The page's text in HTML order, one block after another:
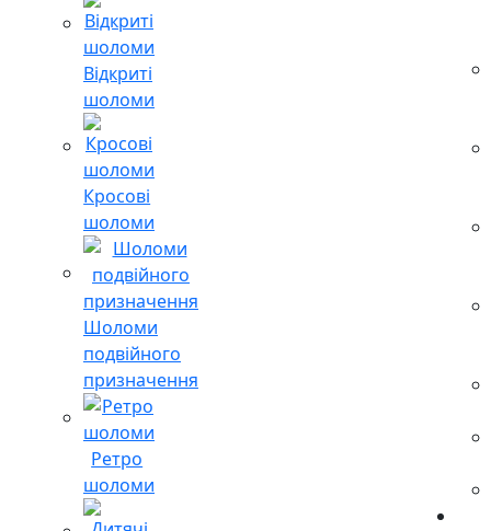
Відкриті
шоломи
Кросові
шоломи
Шоломи
подвійного
призначення
Ретро
шоломи